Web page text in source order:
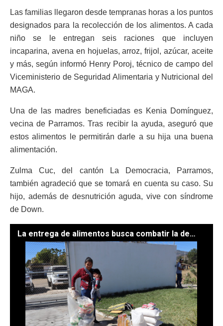
Las familias llegaron desde tempranas horas a los puntos
designados para la recolección de los alimentos. A cada
niño se le entregan seis raciones que incluyen
incaparina, avena en hojuelas, arroz, frijol, azúcar, aceite
y más, según informó Henry Poroj, técnico de campo del
Viceministerio de Seguridad Alimentaria y Nutricional del
MAGA.
Una de las madres beneficiadas es Kenia Domínguez,
vecina de Parramos. Tras recibir la ayuda, aseguró que
estos alimentos le permitirán darle a su hija una buena
alimentación.
Zulma Cuc, del cantón La Democracia, Parramos,
también agradeció que se tomará en cuenta su caso. Su
hijo, además de desnutrición aguda, vive con síndrome
de Down.
La entrega de alimentos busca combatir la desnutrición. / Foto: MAGA.